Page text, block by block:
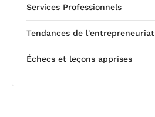
Services Professionnels
Tendances de l'entrepreneuriat
Échecs et leçons apprises